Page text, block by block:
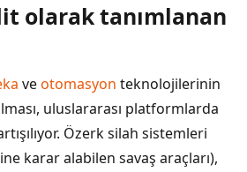
olarak tanımlanan
veotomasyon teknolojilerinin
uluslararası platformlarda
Özerk silah sistemleri
karar alabilen savaş araçları),